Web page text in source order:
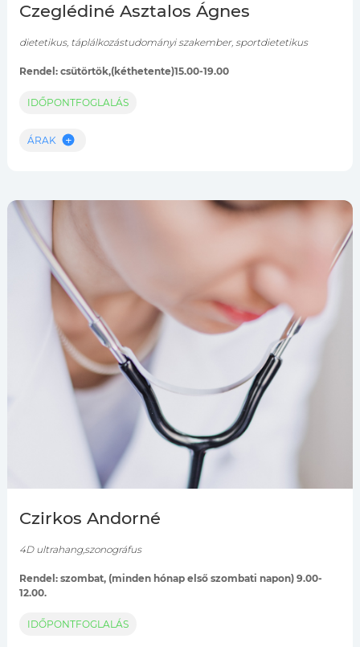
Czeglédiné Asztalos Ágnes
dietetikus, táplálkozástudományi szakember, sportdietetikus
Rendel: csütörtök,(kéthetente)15.00-19.00
IDŐPONTFOGLALÁS
ÁRAK
Czirkos Andorné
4D ultrahang,szonográfus
Rendel: szombat, (minden hónap első szombati napon) 9.00-
12.00.
IDŐPONTFOGLALÁS